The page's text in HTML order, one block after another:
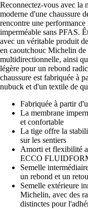
Reconnectez-vous avec
moderne d'une chaussure
rencontre une
imperméable sans PFAS.
avec un véritable produit
en caoutchouc Michelin
multidirectionnelle, ainsi
légère pour un rebond
chaussure est fabriquée à
nubuck et d'un textile de
Fabriquée à partir
La membrane
et confortable
La tige offre la
sur les sentiers
Amorti et flexibilité
ECCO
Semelle
un rebond et un
Semelle extérieure
Michelin, avec des
distinctes pour